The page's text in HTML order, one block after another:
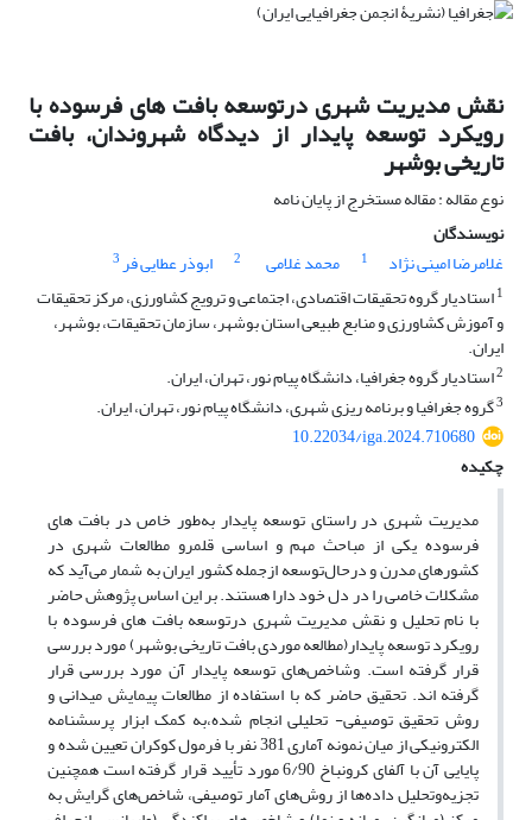
نقش مدیریت شهری درتوسعه بافت های فرسوده با
رویکرد توسعه پایدار از دیدگاه شهروندان، بافت
تاریخی بوشهر
نوع مقاله : مقاله مستخرج از پایان نامه
نویسندگان
غلامرضا امینی نژاد
1 محمد غلامی 2 ابوذر عطایی فر3
1استادیار گروه تحقیقات اقتصادی، اجتماعی و ترویج کشاورزی، مرکز تحقیقات
و آموزش کشاورزی و منابع طبیعی استان بوشهر، سازمان تحقیقات، بوشهر،
ایران.
2استادیار گروه جغرافیا، دانشگاه پیام نور، تهران، ایران.
3گروه جغرافیا و برنامه ریزی شهری، دانشگاه پیام نور، تهران، ایران.
10.22034/iga.2024.710680
چکیده
مدیریت شهری در راستای توسعه پایدار به‌طور خاص در بافت های
فرسوده یکی از مباحث مهم و اساسی قلمرو مطالعات شهری در
کشورهای مدرن و درحال‌توسعه ازجمله کشور ایران به شمار می‌آید که
مشکلات خاصی را در دل خود دارا هستند. بر این اساس پژوهش حاضر
با نام تحلیل و نقش مدیریت شهری درتوسعه بافت های فرسوده با
رویکرد توسعه پایدار(مطالعه موردی بافت تاریخی بوشهر) مورد بررسی
قرار گرفته است. وشاخص‌های توسعه پایدار آن مورد بررسی قرار
گرفته اند. تحقیق حاضر که با استفاده از مطالعات پیمایش میدانی و
روش تحقیق توصیفی- تحلیلی انجام شده،به کمک ابزار پرسشنامه
الکترونیکی از میان نمونه آماری 381 نفر با فرمول کوکران تعیین شده و
پایایی آن با آلفای کرونباخ 6/90 مورد تأیید قرار گرفته است همچنین
تجزیه‌وتحلیل داده‌ها از روش‌های آمار توصیفی، شاخص‌های گرایش به